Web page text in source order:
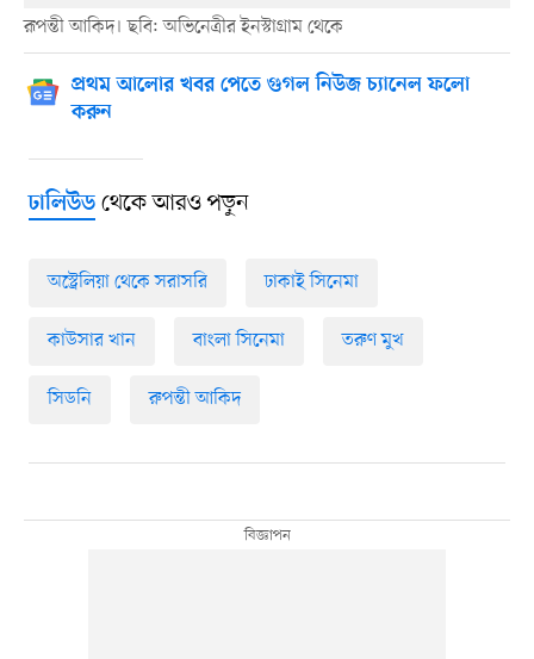
রূপন্তী আকিদ। ছবি: অভিনেত্রীর ইনস্টাগ্রাম থেকে
প্রথম আলোর খবর পেতে গুগল নিউজ চ্যানেল ফলো
করুন
ঢালিউডথেকে আরও পড়ুন
অস্ট্রেলিয়া থেকে সরাসরি ঢাকাই সিনেমা
কাউসার খান বাংলা সিনেমা তরুণ মুখ
সিডনি রুপন্তী আকিদ